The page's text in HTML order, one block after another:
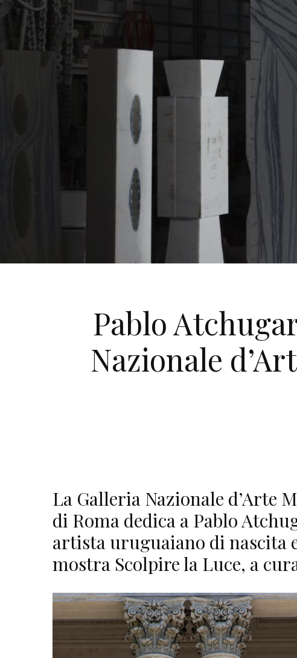
Pablo
Nazionale
La Galleria Nazionale d’Arte
di Roma dedica a Pablo
artista uruguaiano di nascita
mostra Scolpire la Luce, a